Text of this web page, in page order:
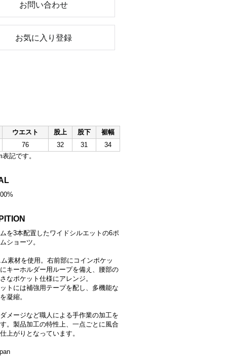
お問い合わせ
お気に入り登録
ウエスト 股上 股下
裾幅
76 32 31
34
記です。
を3本配置したワイドシルエットの6ポ
ショーツ。
素材を使用。右前部にコインポケッ
キーホルダー用ループを備え、腰部の
なポケット仕様にアレンジ。
トには補強用テープを配し、多機能な
凝縮。
メージなど職人による手作業の加工を
。製品加工の特性上、一点ごとに風合
上がりとなっています。